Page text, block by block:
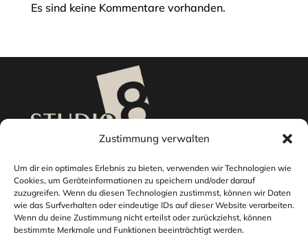
Zustimmung verwalten
Um dir ein optimales Erlebnis zu bieten, verwenden wir Technologien wie
Cookies, um Geräteinformationen zu speichern und/oder darauf
zuzugreifen. Wenn du diesen Technologien zustimmst, können wir Daten
wie das Surfverhalten oder eindeutige IDs auf dieser Website verarbeiten.
Wenn du deine Zustimmung nicht erteilst oder zurückziehst, können
bestimmte Merkmale und Funktionen beeinträchtigt werden.
Es sind keine Kommentare vorhanden.
 Telefon
+43 676 7786 981
 Email